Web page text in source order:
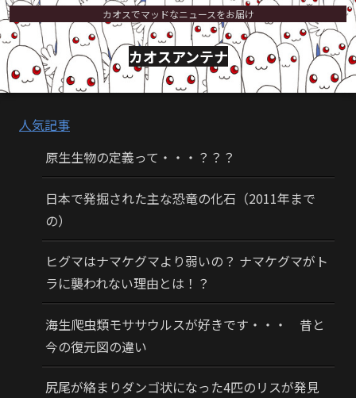
カオスでマッドなニュースをお届け
カオスアンテナ
人気記事
原生生物の定義って・・・？？？
日本で発掘された主な恐竜の化石（2011年まで
の）
ヒグマはナマケグマより弱いの？ ナマケグマがト
ラに襲われない理由とは！？
海生爬虫類モササウルスが好きです・・・ 昔と
今の復元図の違い
尻尾が絡まりダンゴ状になった4匹のリスが発見